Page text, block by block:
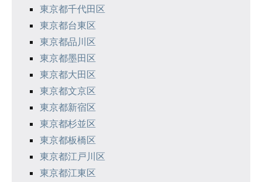
東京都千代田区
東京都台東区
東京都品川区
東京都墨田区
東京都大田区
東京都文京区
東京都新宿区
東京都杉並区
東京都板橋区
東京都江戸川区
東京都江東区